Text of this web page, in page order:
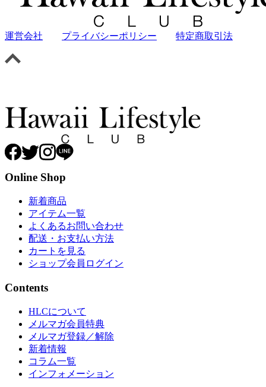
運営会社 プライバシーポリシー 特定商取引法
Online Shop
新着商品
アイテム一覧
よくあるお問い合わせ
配送・お支払い方法
カートを見る
ショップ会員ログイン
Contents
HLCについて
メルマガ会員特典
メルマガ登録／解除
新着情報
コラム一覧
インフォメーション